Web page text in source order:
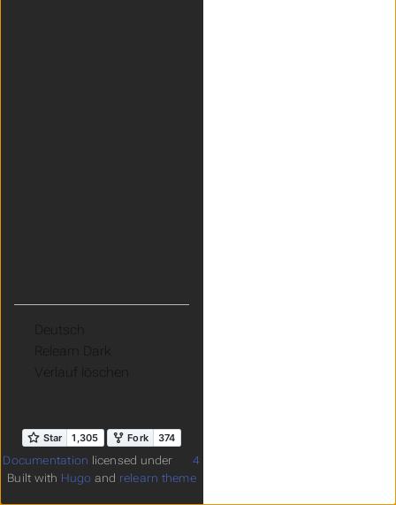
Sprache
Theme
Verlauf löschen
Documentation licensed under
4
Built with Hugo and relearn theme